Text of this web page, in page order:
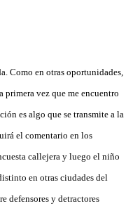
Como en otras oportunidades,
primera vez que me encuentro
es algo que se transmite a la
el comentario en los
callejera y luego el niño
en otras ciudades del
defensores y detractores